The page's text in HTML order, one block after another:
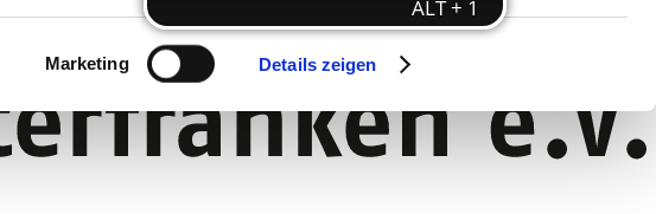
Marketing Details zeigen